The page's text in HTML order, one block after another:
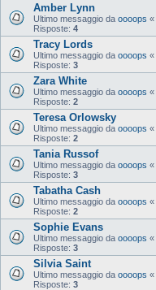
Amber Lynn
Ultimo messaggio da oooops «
Risposte: 4
Tracy Lords
Ultimo messaggio da oooops «
Risposte: 3
Zara White
Ultimo messaggio da oooops «
Risposte: 2
Teresa Orlowsky
Ultimo messaggio da oooops «
Risposte: 2
Tania Russof
Ultimo messaggio da oooops «
Risposte: 3
Tabatha Cash
Ultimo messaggio da oooops «
Risposte: 2
Sophie Evans
Ultimo messaggio da oooops «
Risposte: 3
Silvia Saint
Ultimo messaggio da oooops «
Risposte: 3